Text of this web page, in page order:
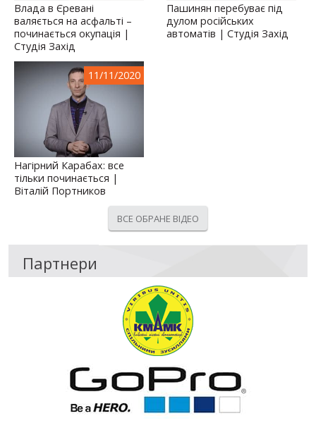
Влада в Єревані
валяється на асфальті –
починається окупація |
Студія Захід
Пашинян перебуває під
дулом російських
автоматів | Студія Захід
11/11/2020
Нагірний Карабах: все
тільки починається |
Віталій Портников
ВСЕ ОБРАНЕ ВІДЕО
Партнери